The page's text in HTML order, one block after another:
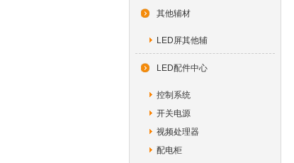
其他辅材
LED屏其他辅
LED配件中心
控制系统
开关电源
视频处理器
配电柜